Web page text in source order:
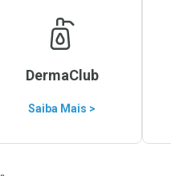
DermaClub
Saiba Mais >